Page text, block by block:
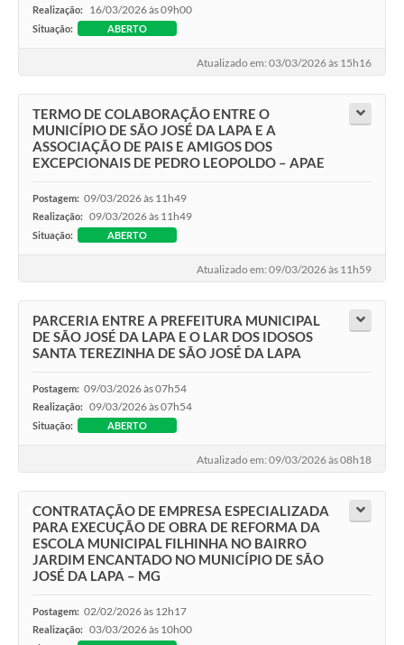
Realização: 16/03/2026 às 09h00
Situação: ABERTO
Atualizado em: 03/03/2026 às 15h16
TERMO DE COLABORAÇÃO ENTRE O
MUNICÍPIO DE SÃO JOSÉ DA LAPA E A
ASSOCIAÇÃO DE PAIS E AMIGOS DOS
EXCEPCIONAIS DE PEDRO LEOPOLDO – APAE
Postagem: 09/03/2026 às 11h49
Realização: 09/03/2026 às 11h49
Situação: ABERTO
Atualizado em: 09/03/2026 às 11h59
PARCERIA ENTRE A PREFEITURA MUNICIPAL
DE SÃO JOSÉ DA LAPA E O LAR DOS IDOSOS
SANTA TEREZINHA DE SÃO JOSÉ DA LAPA
Postagem: 09/03/2026 às 07h54
Realização: 09/03/2026 às 07h54
Situação: ABERTO
Atualizado em: 09/03/2026 às 08h18
CONTRATAÇÃO DE EMPRESA ESPECIALIZADA
PARA EXECUÇÃO DE OBRA DE REFORMA DA
ESCOLA MUNICIPAL FILHINHA NO BAIRRO
JARDIM ENCANTADO NO MUNICÍPIO DE SÃO
JOSÉ DA LAPA – MG
Postagem: 02/02/2026 às 12h17
Realização: 03/03/2026 às 10h00